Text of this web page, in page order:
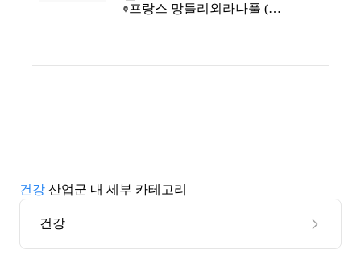
프랑스 망들리외라나풀 (Centre Expo Congrès - Mandelieu-la-Napoule)
건강 산업군 내 세부 카테고리
건강